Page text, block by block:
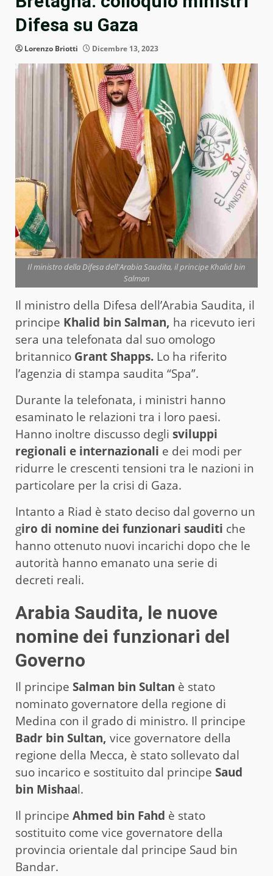
Difesa su Gaza
Lorenzo Briotti Dicembre 13, 2023
Il ministro della Difesa dell'Arabia Saudita, il principe Khalid bin
Salman
Il ministro della Difesa dell’Arabia Saudita, il
principe Khalid bin Salman, ha ricevuto ieri
sera una telefonata dal suo omologo
britannico Grant Shapps. Lo ha riferito
l’agenzia di stampa saudita “Spa”.
Durante la telefonata, i ministri hanno
esaminato le relazioni tra i loro paesi.
Hanno inoltre discusso degli sviluppi
regionali e internazionali e dei modi per
ridurre le crescenti tensioni tra le nazioni in
particolare per la crisi di Gaza.
Intanto a Riad è stato deciso dal governo un
giro di nomine dei funzionari sauditi che
hanno ottenuto nuovi incarichi dopo che le
autorità hanno emanato una serie di
decreti reali.
Arabia Saudita, le nuove
nomine dei funzionari del
Governo
Il principe Salman bin Sultan è stato
nominato governatore della regione di
Medina con il grado di ministro. Il principe
Badr bin Sultan, vice governatore della
regione della Mecca, è stato sollevato dal
suo incarico e sostituito dal principe Saud
bin Mishaal.
Il principe Ahmed bin Fahd è stato
sostituito come vice governatore della
provincia orientale dal principe Saud bin
Bandar.